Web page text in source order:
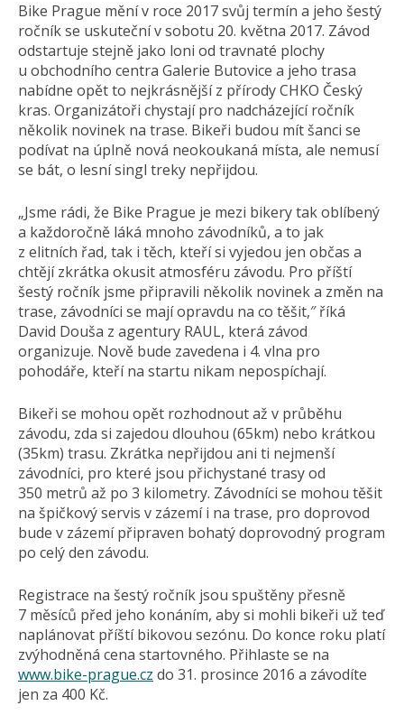
Bike Prague mění v roce 2017 svůj termín a jeho šestý
ročník se uskuteční v sobotu 20. května 2017. Závod
odstartuje stejně jako loni od travnaté plochy
u obchodního centra Galerie Butovice a jeho trasa
nabídne opět to nejkrásnější z přírody CHKO Český
kras. Organizátoři chystají pro nadcházející ročník
několik novinek na trase. Bikeři budou mít šanci se
podívat na úplně nová neokoukaná místa, ale nemusí
se bát, o lesní singl treky nepřijdou.
„Jsme rádi, že Bike Prague je mezi bikery tak oblíbený
a každoročně láká mnoho závodníků, a to jak
z elitních řad, tak i těch, kteří si vyjedou jen občas a
chtějí zkrátka okusit atmosféru závodu. Pro příští
šestý ročník jsme připravili několik novinek a změn na
trase, závodníci se mají opravdu na co těšit,″ říká
David Douša z agentury RAUL, která závod
organizuje. Nově bude zavedena i 4. vlna pro
pohodáře, kteří na startu nikam nepospíchají.
Bikeři se mohou opět rozhodnout až v průběhu
závodu, zda si zajedou dlouhou (65km) nebo krátkou
(35km) trasu. Zkrátka nepřijdou ani ti nejmenší
závodníci, pro které jsou přichystané trasy od
350 metrů až po 3 kilometry. Závodníci se mohou těšit
na špičkový servis v zázemí i na trase, pro doprovod
bude v zázemí připraven bohatý doprovodný program
po celý den závodu.
Registrace na šestý ročník jsou spuštěny přesně
7 měsíců před jeho konáním, aby si mohli bikeři už teď
naplánovat příští bikovou sezónu. Do konce roku platí
zvýhodněná cena startovného. Přihlaste se na
www.bike-prague.cz do 31. prosince 2016 a závodíte
jen za 400 Kč.